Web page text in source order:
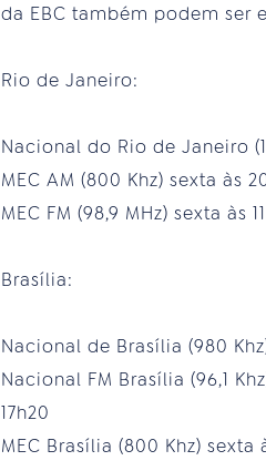
da EBC também podem ser
Rio de Janeiro:
Nacional do Rio de Janeiro
MEC AM (800 Khz) sexta às
MEC FM (98,9 MHz) sexta às
Brasília:
Nacional de Brasília (980
Nacional FM Brasília (96,1
17h20
MEC Brasília (800 Khz) sexta